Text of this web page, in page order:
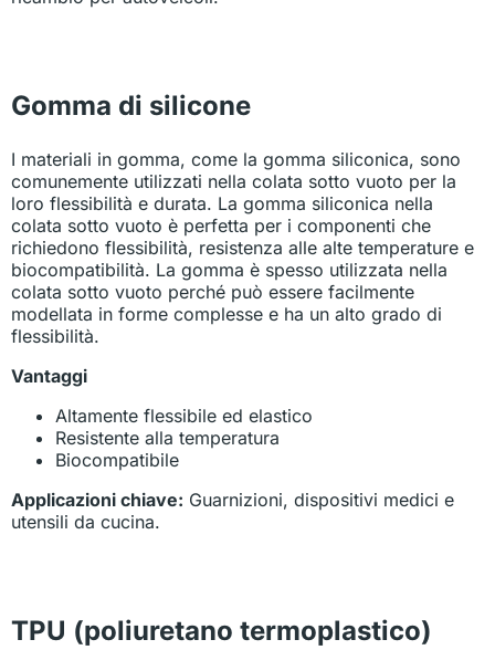
Gomma di silicone
I materiali in gomma, come la gomma siliconica, sono
comunemente utilizzati nella colata sotto vuoto per la
loro flessibilità e durata. La gomma siliconica nella
colata sotto vuoto è perfetta per i componenti che
richiedono flessibilità, resistenza alle alte temperature e
biocompatibilità. La gomma è spesso utilizzata nella
colata sotto vuoto perché può essere facilmente
modellata in forme complesse e ha un alto grado di
flessibilità.
Vantaggi
Altamente flessibile ed elastico
Resistente alla temperatura
Biocompatibile
Applicazioni chiave: Guarnizioni, dispositivi medici e
utensili da cucina.
TPU (poliuretano termoplastico)